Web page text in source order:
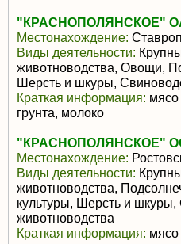
"КРАСНОПОЛЯНСКОЕ"
Местонахождение:
Виды деятельности:
животноводства, Овощи,
Шерсть и шкуры,
Краткая информация: мясо
грунта, молоко
"КРАСНОПОЛЯНСКОЕ"
Местонахождение:
Виды деятельности:
животноводства,
культуры, Шерсть и
животноводства
Краткая информация: мясо